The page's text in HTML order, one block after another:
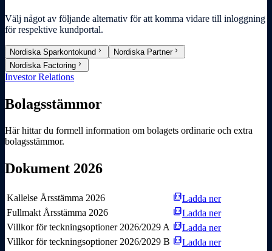
Välj något av följande alternativ för att komma vidare till inloggning
för respektive kundportal.
Nordiska Sparkontokund chevron_right Nordiska Partnerchevron_right
Nordiska Factoring chevron_right
Investor Relations
Bolagsstämmor
Här hittar du formell information om bolagets ordinarie och extra
bolags­stämmor.
Dokument 2026
Kallelse Årsstämma 2026 picture_as_pdfLadda ner
Fullmakt Årsstämma 2026
picture_as_pdfLadda ner
Villkor för teckningsoptioner 2026/2029 A picture_as_pdfLadda ner
Villkor för teckningsoptioner 2026/2029 B picture_as_pdfLadda ner